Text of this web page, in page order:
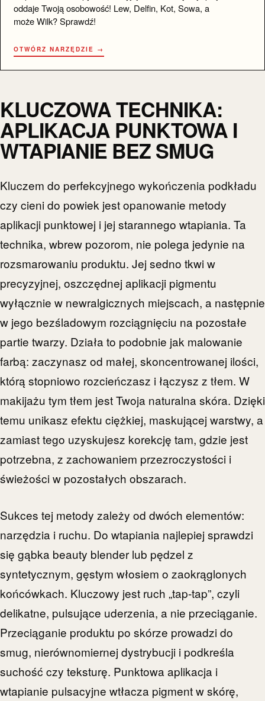
oddaje Twoją osobowość! Lew, Delfin, Kot, Sowa, a
może Wilk? Sprawdź!
OTWÓRZ NARZĘDZIE →
KLUCZOWA TECHNIKA:
APLIKACJA PUNKTOWA I
WTAPIANIE BEZ SMUG
Kluczem do perfekcyjnego wykończenia podkładu
czy cieni do powiek jest opanowanie metody
aplikacji punktowej i jej starannego wtapiania. Ta
technika, wbrew pozorom, nie polega jedynie na
rozsmarowaniu produktu. Jej sedno tkwi w
precyzyjnej, oszczędnej aplikacji pigmentu
wyłącznie w newralgicznych miejscach, a następnie
w jego bezśladowym rozciągnięciu na pozostałe
partie twarzy. Działa to podobnie jak malowanie
farbą: zaczynasz od małej, skoncentrowanej ilości,
którą stopniowo rozcieńczasz i łączysz z tłem. W
makijażu tym tłem jest Twoja naturalna skóra. Dzięki
temu unikasz efektu ciężkiej, maskującej warstwy, a
zamiast tego uzyskujesz korekcję tam, gdzie jest
potrzebna, z zachowaniem przezroczystości i
świeżości w pozostałych obszarach.
Sukces tej metody zależy od dwóch elementów:
narzędzia i ruchu. Do wtapiania najlepiej sprawdzi
się gąbka beauty blender lub pędzel z
syntetycznym, gęstym włosiem o zaokrąglonych
końcówkach. Kluczowy jest ruch „tap-tap”, czyli
delikatne, pulsujące uderzenia, a nie przeciąganie.
Przeciąganie produktu po skórze prowadzi do
smug, nierównomiernej dystrybucji i podkreśla
suchość czy teksturę. Punktowa aplikacja i
wtapianie pulsacyjne wtłacza pigment w skórę,